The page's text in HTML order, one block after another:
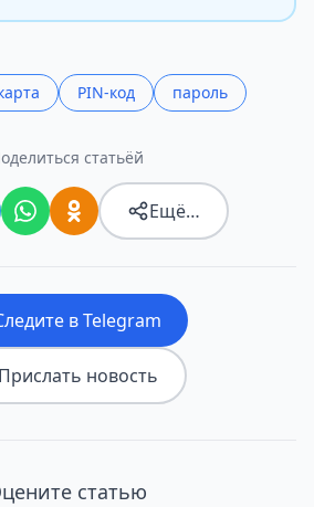
PIN-код пароль
статьёй
Ещё…
в Telegram
Прислать новость
статью